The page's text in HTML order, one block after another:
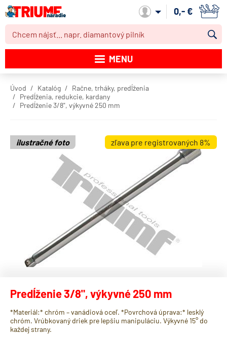
Môj účet
0,- €
MENU
Akcie
Výpredaj
Obchodné podmienky
Dodacie podmienky
Kontakt
Úvod Katalóg
Račne, trháky, predĺženia
Predĺženia, redukcie, kardany
Predĺženie 3/8", výkyvné 250 mm
zľava pre registrovaných 8%
ilustračné foto
Predĺženie 3/8", výkyvné 250 mm
*Materiál:* chróm – vanádiová oceľ. *Povrchová úprava:* lesklý
chróm. Vrúbkovaný driek pre lepšiu manipuláciu. Výkyvné 15° do
každej strany.